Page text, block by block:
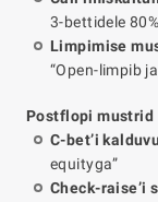
3-bettidele
Limpimise
“Open-limpib
Postflopi mustrid
C-bet’i
equityga”
Check-raise’i